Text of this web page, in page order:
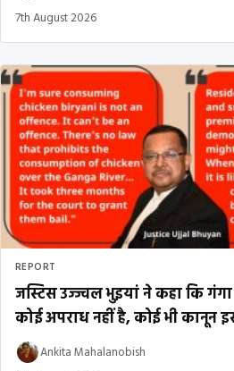
7th August 2026
REPORT
जस्टिस उज्ज्वल भुइयां ने कहा कि
कोई अपराध नहीं है, कोई भी कानून
Ankita Mahalanobish